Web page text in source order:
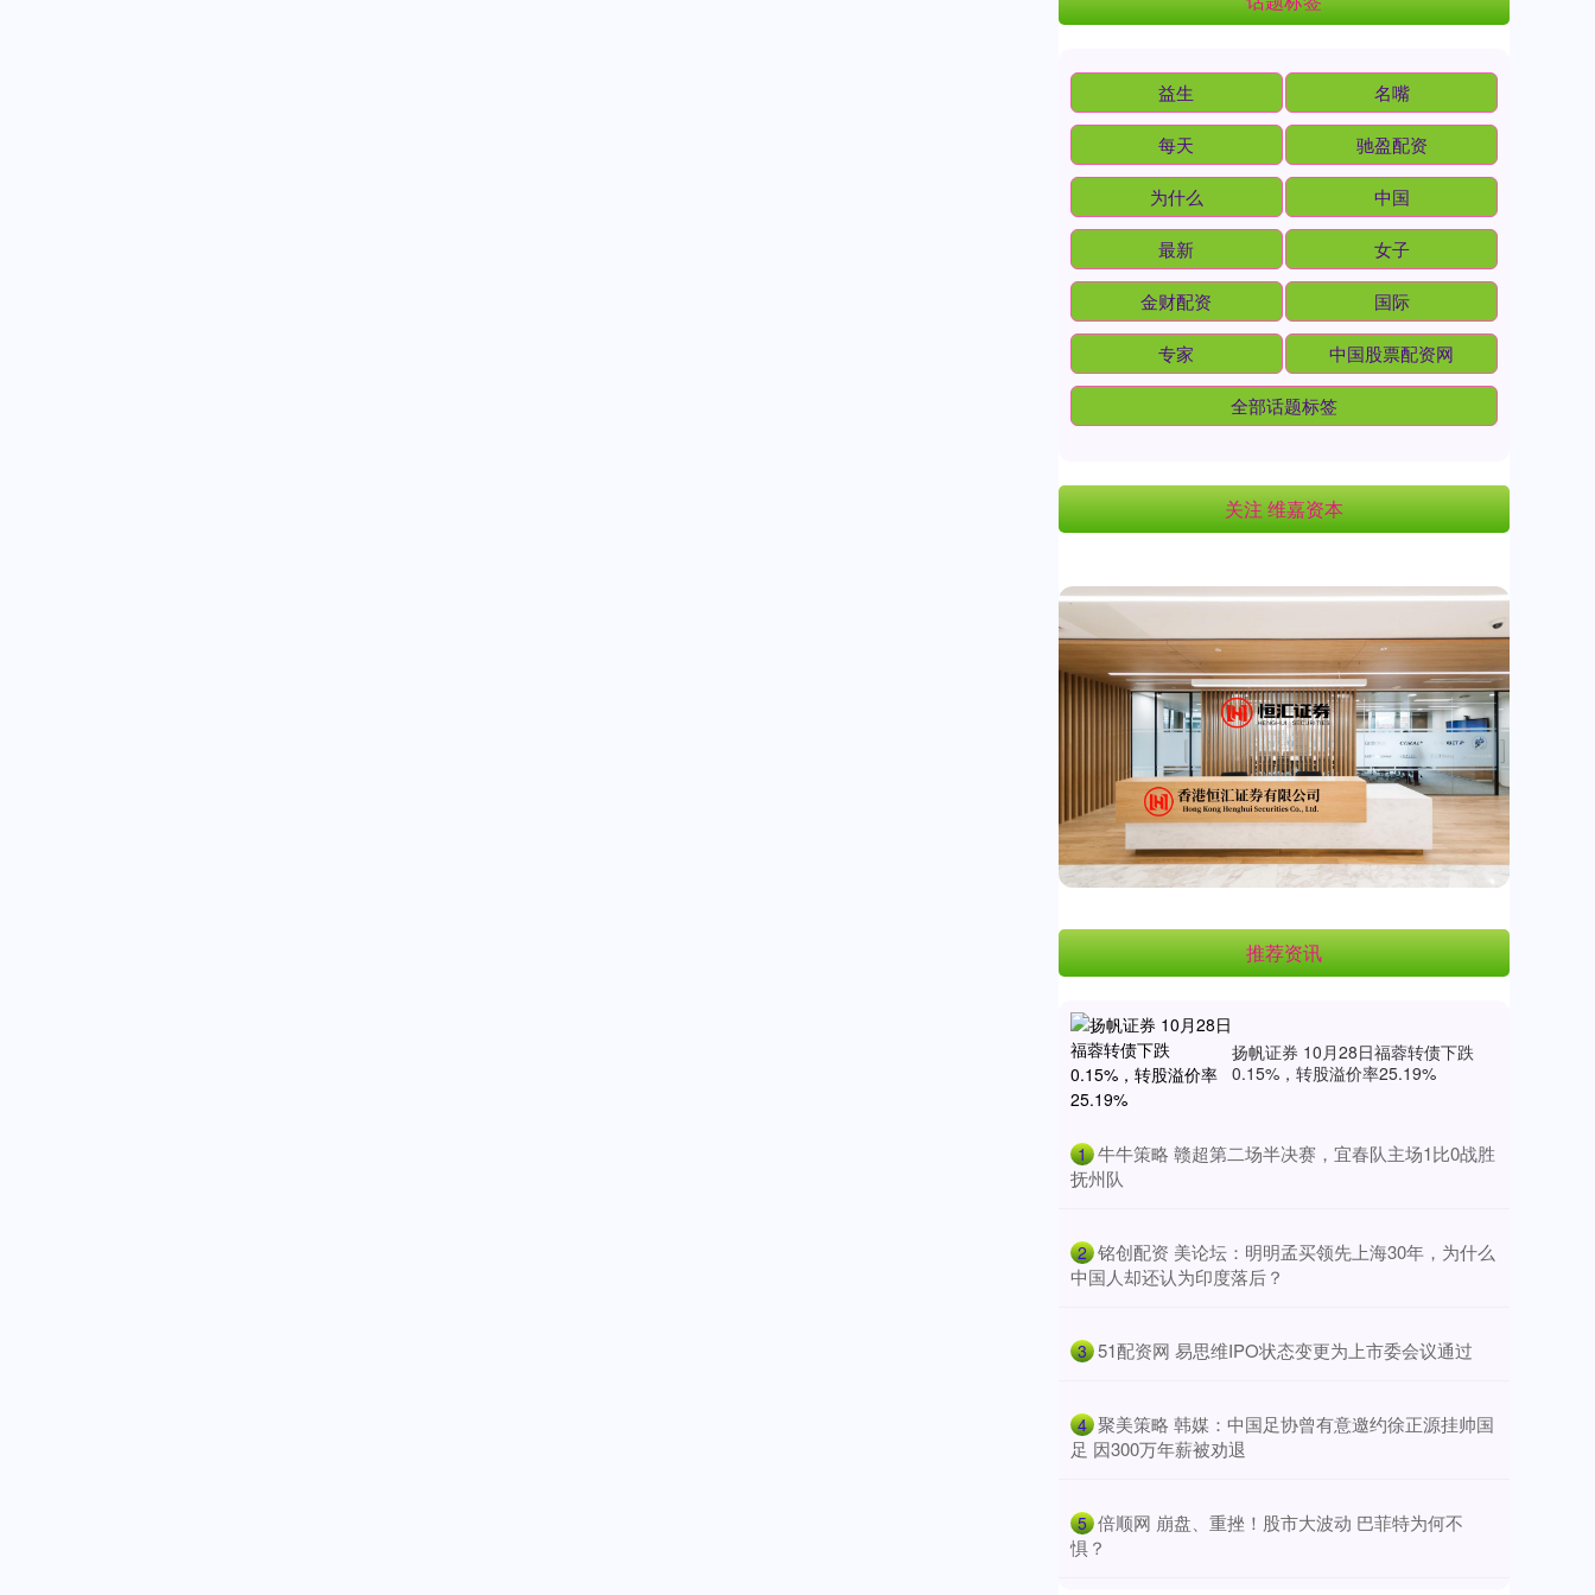
益生 名嘴
每天 驰盈配资
为什么 中国
最新 女子
金财配资 国际
专家 中国股票配资网
全部话题标签
关注 维嘉资本
推荐资讯
扬帆证券 10月28日福蓉转债下跌
0.15%，转股溢价率25.19%
1 ​牛牛策略 赣超第二场半决赛，宜春队主场1比0战胜
抚州队
2 ​铭创配资 美论坛：明明孟买领先上海30年，为什么
中国人却还认为印度落后？
3 ​51配资网 易思维IPO状态变更为上市委会议通过
4 ​聚美策略 韩媒：中国足协曾有意邀约徐正源挂帅国
足 因300万年薪被劝退
5 ​倍顺网 崩盘、重挫！股市大波动 巴菲特为何不
惧？